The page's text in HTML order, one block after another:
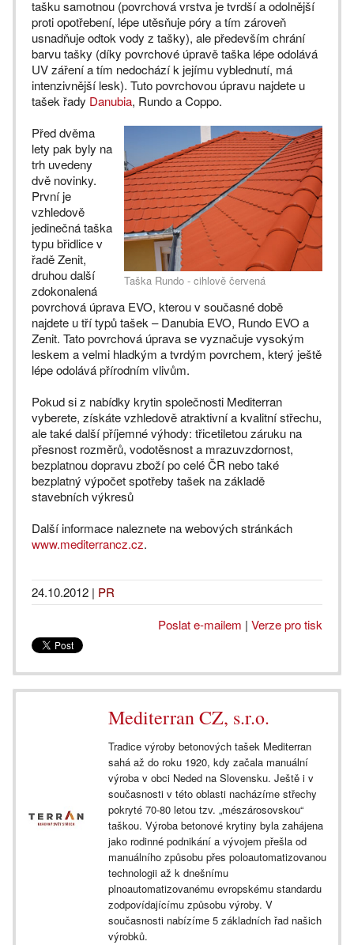
tašku samotnou (povrchová vrstva je tvrdší a odolnější
proti opotřebení, lépe utěsňuje póry a tím zároveň
usnadňuje odtok vody z tašky), ale především chrání
barvu tašky (díky povrchové úpravě taška lépe odolává
UV záření a tím nedochází k jejímu vyblednutí, má
intenzivnější lesk). Tuto povrchovou úpravu najdete u
tašek řady Danubia, Rundo a Coppo.
Taška Rundo - cihlově červená
Před dvěma
lety pak byly na
trh uvedeny
dvě novinky.
První je
vzhledově
jedinečná taška
typu břidlice v
řadě Zenit,
druhou další
zdokonalená
povrchová úprava EVO, kterou v současné době
najdete u tří typů tašek – Danubia EVO, Rundo EVO a
Zenit. Tato povrchová úprava se vyznačuje vysokým
leskem a velmi hladkým a tvrdým povrchem, který ještě
lépe odolává přírodním vlivům.
Pokud si z nabídky krytin společnosti Mediterran
vyberete, získáte vzhledově atraktivní a kvalitní střechu,
ale také další příjemné výhody: třicetiletou záruku na
přesnost rozměrů, vodotěsnost a mrazuvzdornost,
bezplatnou dopravu zboží po celé ČR nebo také
bezplatný výpočet spotřeby tašek na základě
stavebních výkresů
Další informace naleznete na webových stránkách
www.mediterrancz.cz.
24.10.2012 | PR
Poslat e-mailem | Verze pro tisk
Mediterran CZ, s.r.o.
Tradice výroby betonových tašek Mediterran
sahá až do roku 1920, kdy začala manuální
výroba v obci Neded na Slovensku. Ještě i v
současnosti v této oblasti nacházíme střechy
pokryté 70-80 letou tzv. „mészárosovskou“
taškou. Výroba betonové krytiny byla zahájena
jako rodinné podnikání a vývojem přešla od
manuálního způsobu přes poloautomatizovanou
technologii až k dnešnímu
plnoautomatizovanému evropskému standardu
zodpovídajícímu způsobu výroby. V
současnosti nabízíme 5 základních řad našich
výrobků.